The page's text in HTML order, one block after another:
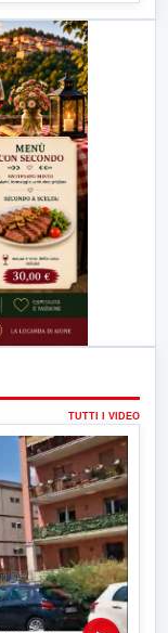
TUTTI I VIDEO